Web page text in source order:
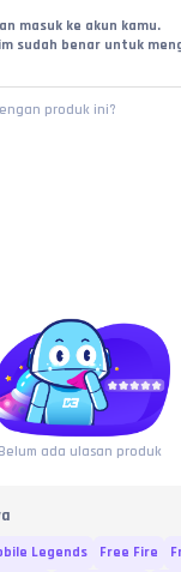
masuk ke akun kamu.
sudah benar untuk
produk ini?
Belum ada ulasan produk
Legends Free Fire